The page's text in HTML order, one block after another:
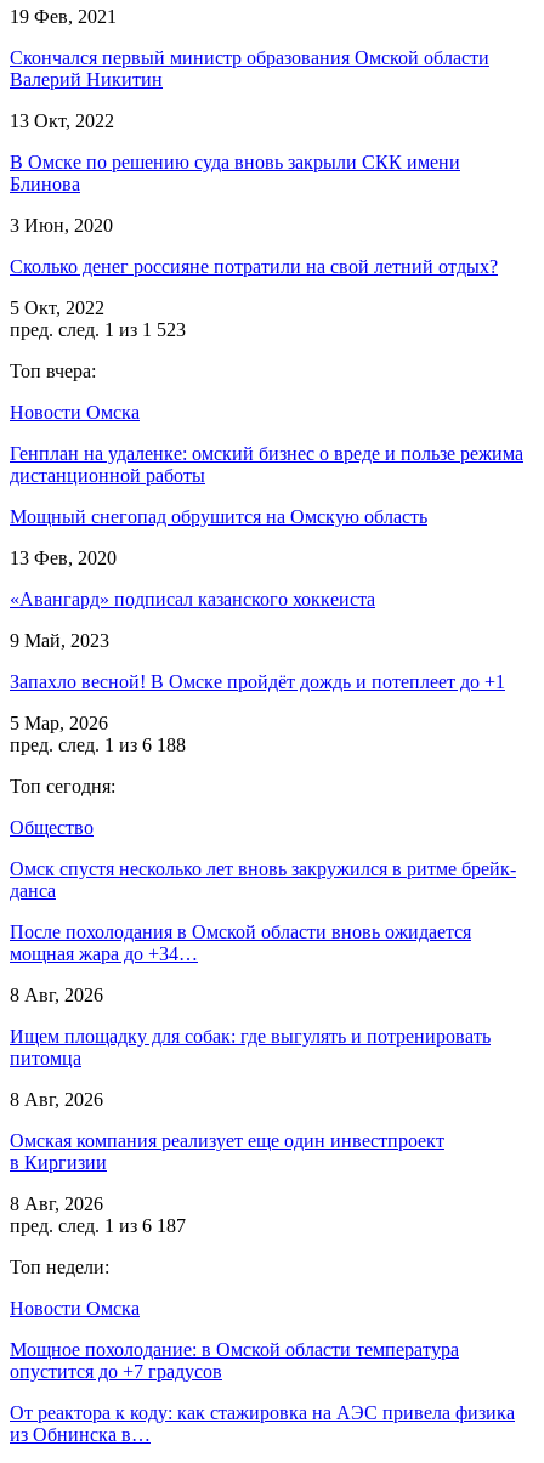
19 Фев, 2021
Скончался первый министр образования Омской области
Валерий Никитин
13 Окт, 2022
В Омске по решению суда вновь закрыли СКК имени
Блинова
3 Июн, 2020
Сколько денег россияне потратили на свой летний отдых?
5 Окт, 2022
пред. след. 1 из 1 523
Топ вчера:
Новости Омска
Генплан на удаленке: омский бизнес о вреде и пользе режима
дистанционной работы
Мощный снегопад обрушится на Омскую область
13 Фев, 2020
«Авангард» подписал казанского хоккеиста
9 Май, 2023
Запахло весной! В Омске пройдёт дождь и потеплеет до +1
5 Мар, 2026
пред. след. 1 из 6 188
Топ сегодня:
Общество
Омск спустя несколько лет вновь закружился в ритме брейк-
данса
После похолодания в Омской области вновь ожидается
мощная жара до +34…
8 Авг, 2026
Ищем площадку для собак: где выгулять и потренировать
питомца
8 Авг, 2026
Омская компания реализует еще один инвестпроект
в Киргизии
8 Авг, 2026
пред. след. 1 из 6 187
Топ недели:
Новости Омска
Мощное похолодание: в Омской области температура
опустится до +7 градусов
От реактора к коду: как стажировка на АЭС привела физика
из Обнинска в…